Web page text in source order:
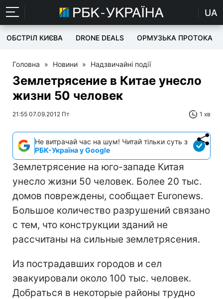
UA
ОБСТРІЛ КИЄВА DRONE DEALS ОРМУЗЬКА ПРОТОКА
Головна » Новини » Надзвичайні події
Землетрясение в Китае унесло
жизни 50 человек
21:55 07.09.2012 Пт 1 хв
Не витрачай час на шум! Читай тільки суть з
РБК-Україна у Google
Землетрясение на юго-западе Китая
унесло жизни 50 человек. Более 20 тыс.
домов повреждены, сообщает Euronews.
Большое количество разрушений связано
с тем, что конструкции зданий не
рассчитаны на сильные землетрясения.
Из пострадавших городов и сел
эвакуировали около 100 тыс. человек.
Добраться в некоторые районы трудно